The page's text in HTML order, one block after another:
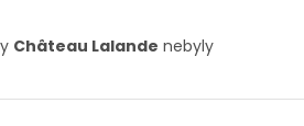
Château Lalande nebyly